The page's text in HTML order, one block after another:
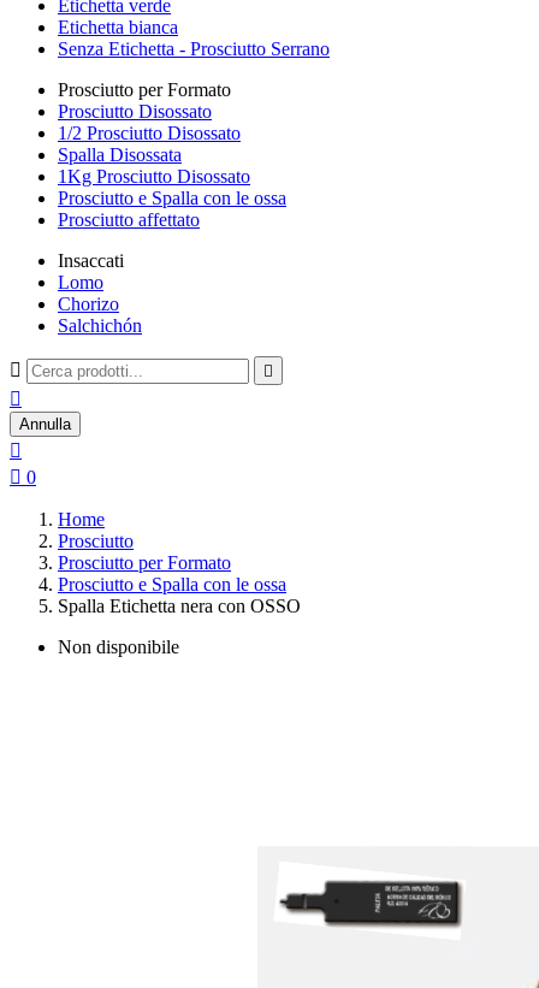
Etichetta verde
Etichetta bianca
Senza Etichetta - Prosciutto Serrano
Prosciutto per Formato
Prosciutto Disossato
1/2 Prosciutto Disossato
Spalla Disossata
1Kg Prosciutto Disossato
Prosciutto e Spalla con le ossa
Prosciutto affettato
Insaccati
Lomo
Chorizo
Salchichón
 

Annulla

 0
Home
Prosciutto
Prosciutto per Formato
Prosciutto e Spalla con le ossa
Spalla Etichetta nera con OSSO
Non disponibile